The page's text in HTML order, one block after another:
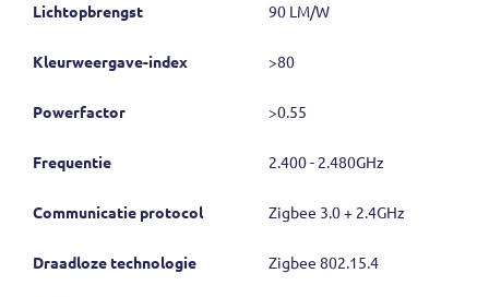
Lichtopbrengst 90 LM/W
Kleurweergave-index >80
Powerfactor >0.55
Frequentie 2.400 - 2.480GHz
Communicatie protocol Zigbee 3.0 + 2.4GHz
Draadloze technologie Zigbee 802.15.4